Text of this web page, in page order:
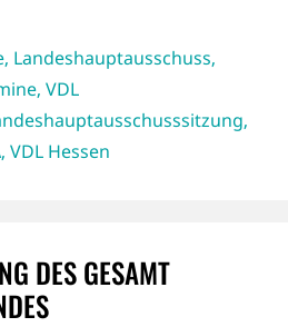
, Landeshauptausschuss,
, VDL
,
, VDL Hessen
DES GESAMT